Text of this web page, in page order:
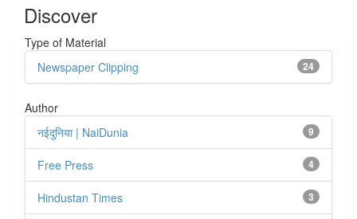
Discover
Type of Material
24
Newspaper Clipping
Author
9
नईदुनिया | NaiDunia
4
Free Press
3
Hindustan Times